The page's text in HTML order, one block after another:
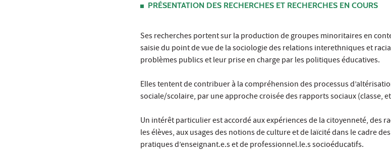
PRÉSENTATION DES RECHERCHES ET RECHERCHES EN COURS
Ses recherches portent sur la production de groupes minoritaires en
saisie du point de vue de la sociologie des relations interethniques et
problèmes publics et leur prise en charge par les politiques éducatives.
Elles tentent de contribuer à la compréhension des processus
sociale/scolaire, par une approche croisée des rapports sociaux (classe,
Un intérêt particulier est accordé aux expériences de la citoyenneté, des
les élèves, aux usages des notions de culture et de laïcité dans le cadre
pratiques d’enseignant.e.s et de professionnel.le.s socioéducatifs.